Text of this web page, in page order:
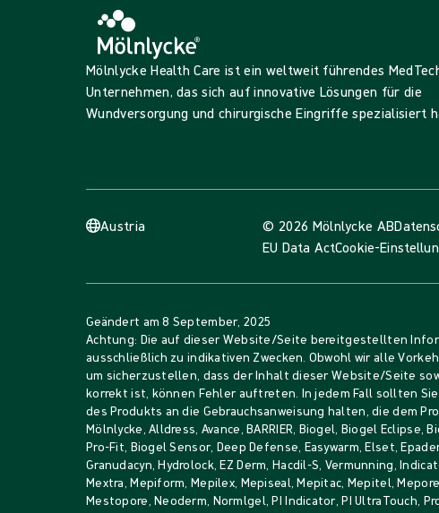
Mölnlycke Health Care ist ein weltweit führendes
Unternehmen, das sich auf innovative Lösungen für die
Wundversorgung und chirurgische Eingriffe spezialisiert
Austria © 2026 Mölnlycke AB
EU Data ActCookie-
Geändert am8 September, 2025
Achtung: Die auf dieser Website/Seite bereitgestellten
ausschließlich zu indikativen Zwecken. Obwohl wir alle
um sicherzustellen, dass der Inhalt dieser Website/Seite
korrekt ist, können Fehler auftreten. In jedem Fall sollten
des Produkts an die Gebrauchsanweisung halten, die dem
Mölnlycke, Alldress, Avance, BARRIER, Biogel, Biogel Eclipse,
Pro-Fit, Biogel Sensor, Deep Defense, Easywarm, Elset,
Granudacyn, Hydrolock, EZ Derm, Hacdil-S, Vermunning,
Mextra, Mepiform, Mepilex, Mepiseal, Mepitac, Mepitel,
Mestopore, Neoderm, Normlgel, PI Indicator, PI UltraTouch,